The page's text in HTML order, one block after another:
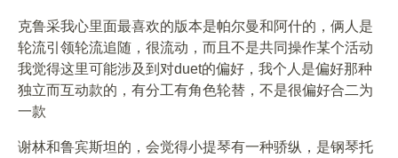
克鲁采我心里面最喜欢的版本是帕尔曼和阿什的，俩人是
轮流引领轮流追随，很流动，而且不是共同操作某个活动
我觉得这里可能涉及到对duet的偏好，我个人是偏好那种
独立而互动款的，有分工有角色轮替，不是很偏好合二为
一款
谢林和鲁宾斯坦的，会觉得小提琴有一种骄纵，是钢琴托